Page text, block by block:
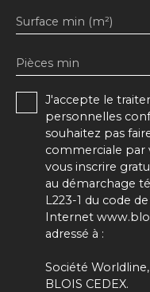
Surface min (m²)
Pièces min
J'accepte le
personnelles
souhaitez pas
commerciale par
vous inscrire
au démarchage
L223-1 du code
Internet
adressé à :
Société Worldline,
BLOIS CEDEX.